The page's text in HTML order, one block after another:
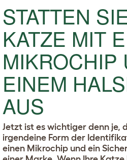
STATTEN
KATZE MIT
MIKROCHIP
EINEM
AUS
Jetzt ist es wichtiger denn je,
irgendeine Form der
einen Mikrochip und ein